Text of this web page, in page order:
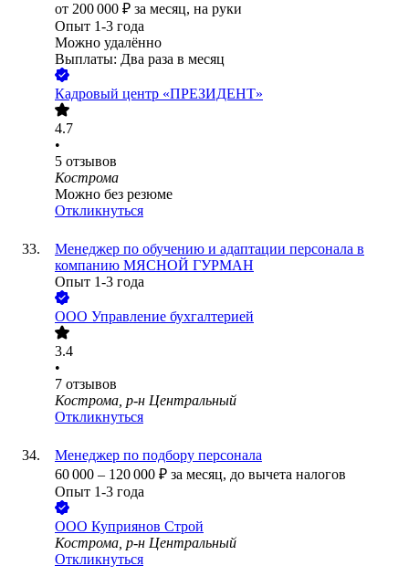
от 200 000 ₽ за месяц, на руки
Опыт 1-3 года
Можно удалённо
Выплаты: Два раза в месяц
Кадровый центр «ПРЕЗИДЕНТ»
4.7
•
5 отзывов
Кострома
Можно без резюме
Откликнуться
Менеджер по обучению и адаптации персонала в
компанию МЯСНОЙ ГУРМАН
Опыт 1-3 года
ООО Управление бухгалтерией
3.4
•
7 отзывов
Кострома, р-н Центральный
Откликнуться
Менеджер по подбору персонала
60 000 – 120 000 ₽ за месяц, до вычета налогов
Опыт 1-3 года
ООО Куприянов Строй
Кострома, р-н Центральный
Откликнуться